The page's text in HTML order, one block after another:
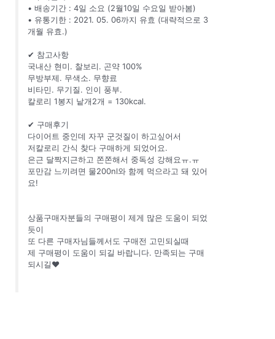
• 배송기간 : 4일 소요 (2월10일 수요일 받아봄)
• 유통기한 : 2021. 05. 06까지 유효 (대략적으로 3
개월 유효.)
✔ 참고사항
국내산 현미. 찰보리. 곤약 100%
무방부제. 무색소. 무향료
비타민. 무기질. 인이 풍부.
칼로리 1봉지 낱개2개 = 130kcal.
✔ 구매후기
다이어트 중인데 자꾸 군것질이 하고싶어서
저칼로리 간식 찾다 구매하게 되었어요.
은근 달짝지근하고 쫀쫀해서 중독성 강해요ㅠ.ㅠ
포만감 느끼려면 물200nl와 함께 먹으라고 돼 있어
요!
상품구매자분들의 구매평이 제게 많은 도움이 되었
듯이
또 다른 구매자님들께서도 구매전 고민되실때
제 구매평이 도움이 되길 바랍니다. 만족되는 구매
되시길❤